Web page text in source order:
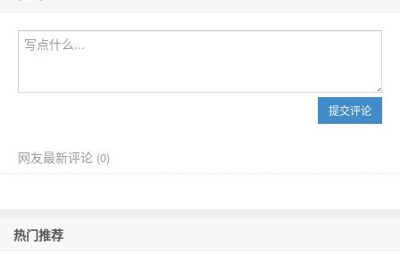
提交评论
网友最新评论 (0)
热门推荐